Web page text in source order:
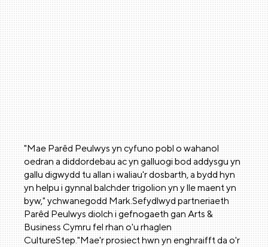
"Mae Parêd Peulwys yn cyfuno pobl o wahanol
oedran a diddordebau ac yn galluogi bod addysgu yn
gallu digwydd tu allan i waliau'r dosbarth, a bydd hyn
yn helpu i gynnal balchder trigolion yn y lle maent yn
byw," ychwanegodd Mark.Sefydlwyd partneriaeth
Parêd Peulwys diolch i gefnogaeth gan Arts &
Business Cymru fel rhan o'u rhaglen
CultureStep."Mae'r prosiect hwn yn enghraifft da o'r